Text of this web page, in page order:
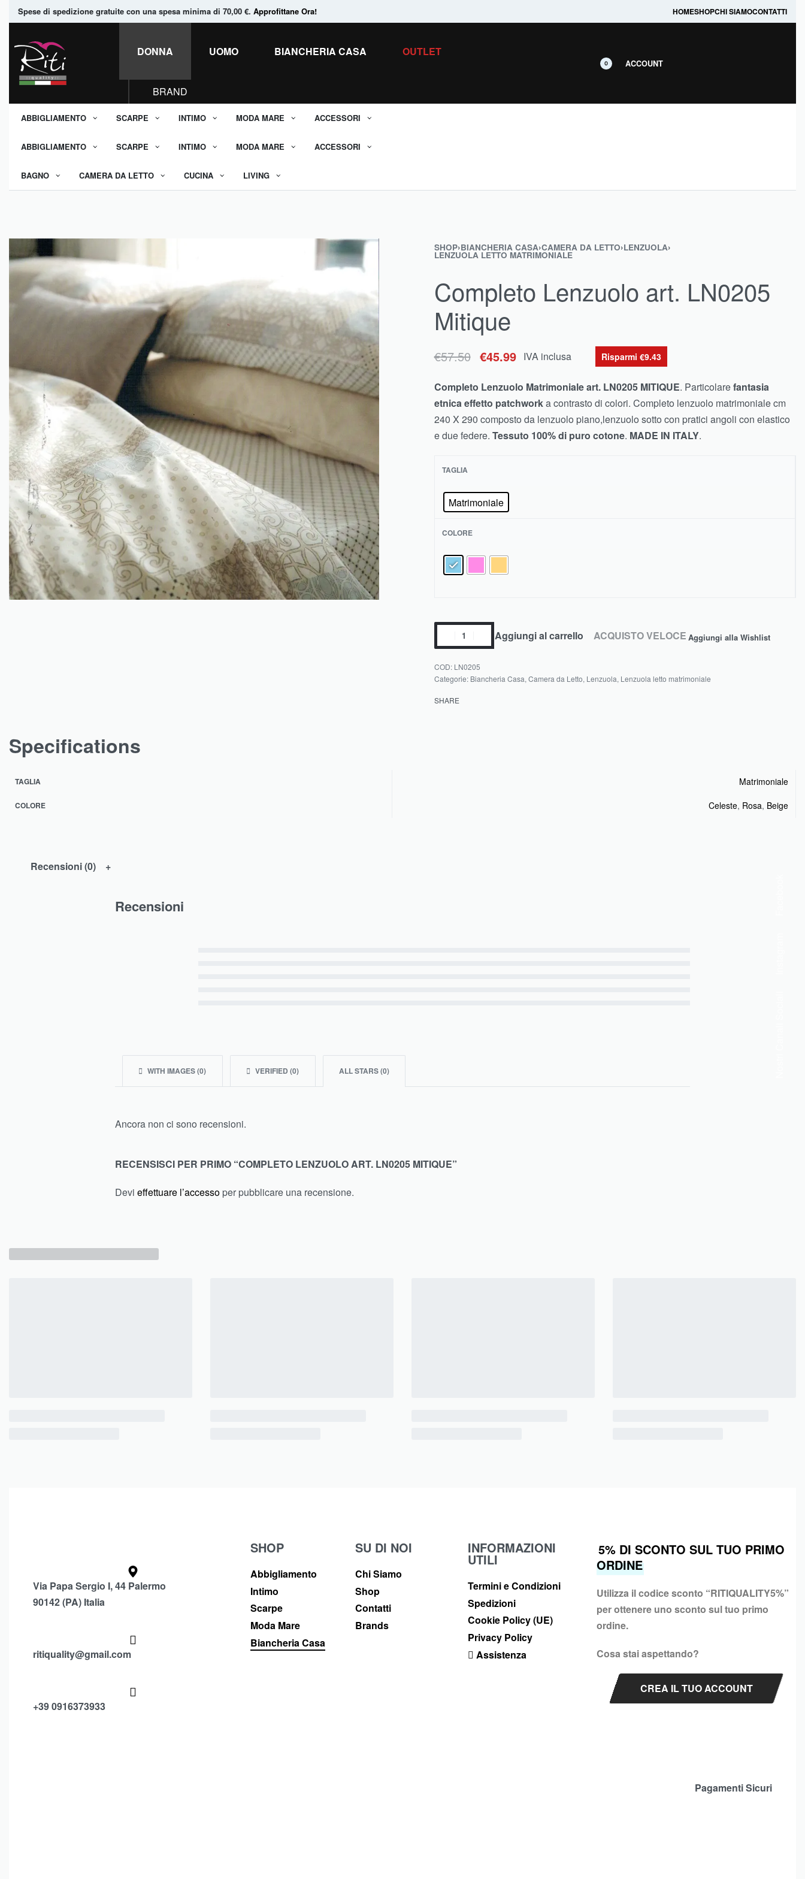
Spese di spedizione gratuite con una spesa minima di 70,00 €. Approfittane Ora! HOMESHOPCHI SIAMOCONTATTI
DONNA UOMO BIANCHERIA CASA OUTLET
BRAND
0 ACCOUNT
ABBIGLIAMENTO SCARPE INTIMO MODA MARE ACCESSORI
ABBIGLIAMENTO SCARPE INTIMO MODA MARE ACCESSORI
BAGNO CAMERA DA LETTO CUCINA LIVING
SHOP›BIANCHERIA CASA›CAMERA DA LETTO›LENZUOLA›
LENZUOLA LETTO MATRIMONIALE
€43.13
Completo Lenzuolo art. LN0205
Mitique
€57.50 €45.99 IVA inclusa Risparmi €9.43
Completo Lenzuolo Matrimoniale art. LN0205 MITIQUE. Particolarefantasia
etnica effetto patchworka contrasto di colori. Completo lenzuolo matrimoniale cm
240 X 290 composto da lenzuolo piano,lenzuolo sotto con pratici angoli con elastico
e due federe. Tessuto 100% di puro cotone. MADE IN ITALY.
TAGLIA
Matrimoniale
COLORE
Aggiungi al carrello ACQUISTO VELOCE Aggiungi alla Wishlist
LN0205
Categorie: Biancheria Casa, Camera da Letto, Lenzuola, Lenzuola letto matrimoniale
SHARE
Specifications
TAGLIA Matrimoniale
COLORE Celeste, Rosa, Beige
Recensioni (0)
Recensioni
WITH IMAGES (0) VERIFIED (0) ALL STARS (0)
Ancora non ci sono recensioni.
RECENSISCI PER PRIMO “COMPLETO LENZUOLO ART. LN0205 MITIQUE”
Devi effettuare l’accesso per pubblicare una recensione.
Via Papa Sergio I, 44 Palermo
90142 (PA) Italia
ritiquality@gmail.com
+39 0916373933
SHOP
Abbigliamento
Intimo
Scarpe
Moda Mare
Biancheria Casa
SU DI NOI
Chi Siamo
Shop
Contatti
Brands
INFORMAZIONI
UTILI
Termini e Condizioni
Spedizioni
Cookie Policy (UE)
Privacy Policy
Assistenza
5% DI SCONTO SUL TUO PRIMO
ORDINE
Utilizza il codice sconto “RITIQUALITY5%”
per ottenere uno sconto sul tuo primo
ordine.
Cosa stai aspettando?
CREA IL TUO ACCOUNT
Pagamenti Sicuri